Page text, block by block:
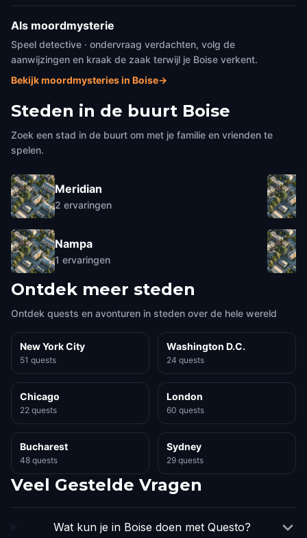
Als moordmysterie
Speel detective · ondervraag verdachten, volg de
aanwijzingen en kraak de zaak terwijl je Boise verkent.
Bekijk moordmysteries in Boise→
Steden in de buurt Boise
Zoek een stad in de buurt om met je familie en vrienden te
spelen.
Meridian
2 ervaringen
Nampa
1 ervaringen
Ontdek meer steden
Ontdek quests en avonturen in steden over de hele wereld
New York City
51 quests
Washington D.C.
24 quests
Chicago
22 quests
London
60 quests
Bucharest
48 quests
Sydney
29 quests
Veel Gestelde Vragen
Wat kun je in Boise doen met Questo?